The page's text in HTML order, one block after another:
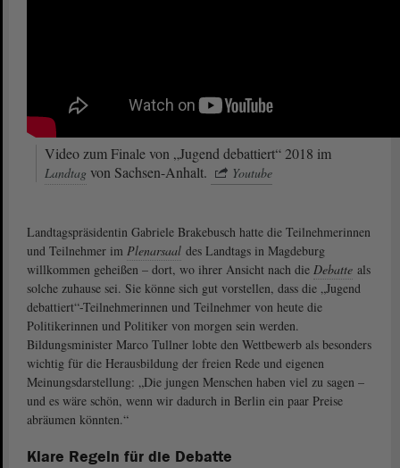
Video zum Finale von „Jugend debattiert“ 2018 im
Landtag von Sachsen-Anhalt. Youtube
Landtagspräsidentin Gabriele Brakebusch hatte die Teilnehmerinnen
und Teilnehmer im Plenarsaal des Landtags in Magdeburg
willkommen geheißen – dort, wo ihrer Ansicht nach die Debatte als
solche zuhause sei. Sie könne sich gut vorstellen, dass die „Jugend
debattiert“-Teilnehmerinnen und Teilnehmer von heute die
Politikerinnen und Politiker von morgen sein werden.
Bildungsminister Marco Tullner lobte den Wettbewerb als besonders
wichtig für die Herausbildung der freien Rede und eigenen
Meinungsdarstellung: „Die jungen Menschen haben viel zu sagen –
und es wäre schön, wenn wir dadurch in Berlin ein paar Preise
abräumen könnten.“
Klare Regeln für die Debatte